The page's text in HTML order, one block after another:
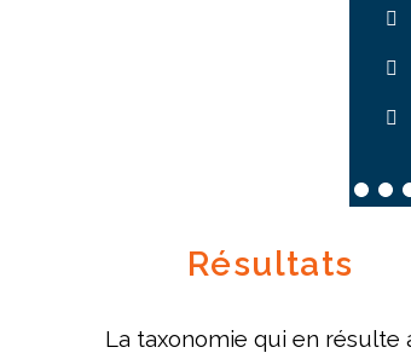
Résultats
La taxonomie qui en